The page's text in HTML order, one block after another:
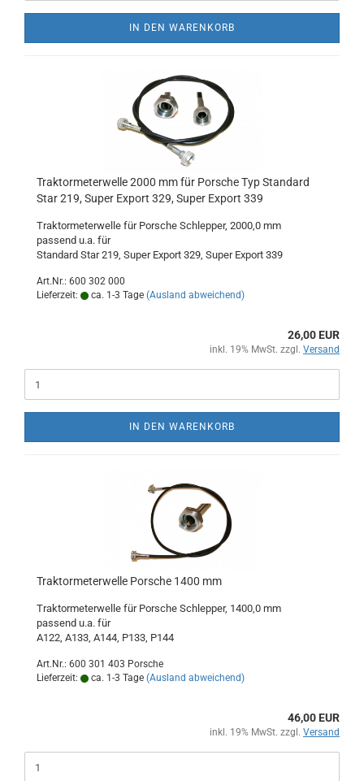
IN DEN WARENKORB
Traktormeterwelle 2000 mm für Porsche Typ Standard
Star 219, Super Export 329, Super Export 339
Traktormeterwelle für Porsche Schlepper, 2000,0 mm
passend u.a. für
Standard Star 219, Super Export 329, Super Export 339
Art.Nr.: 600 302 000
Lieferzeit:
ca. 1-3 Tage (Ausland abweichend)
26,00 EUR
inkl. 19% MwSt. zzgl. Versand
IN DEN WARENKORB
Traktormeterwelle Porsche 1400 mm
Traktormeterwelle für Porsche Schlepper, 1400,0 mm
passend u.a. für
A122, A133, A144, P133, P144
Art.Nr.: 600 301 403 Porsche
Lieferzeit:
ca. 1-3 Tage (Ausland abweichend)
46,00 EUR
inkl. 19% MwSt. zzgl. Versand